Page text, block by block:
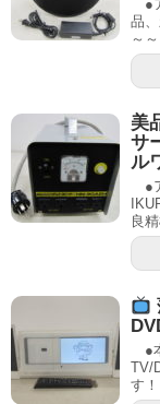
●
品
～
美
サ
ル
●
良
●
TV/
す